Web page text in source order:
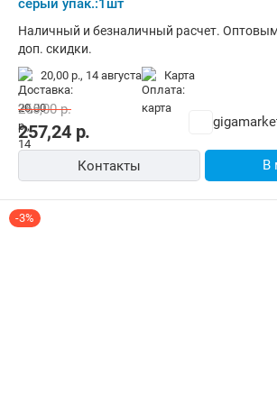
серый упак.:1шт
Наличный и безналичный расчет.
доп. скидки.
20,00 р., 14 августа карта
257,24р.
265,00р.
Контакты В
-3%